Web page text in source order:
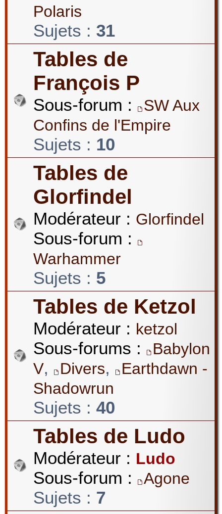
Polaris
Sujets : 31
Tables de
François P
Sous-forum :
SW Aux
Confins de l'Empire
Sujets : 10
Tables de
Glorfindel
Modérateur : Glorfindel
Sous-forum :
Warhammer
Sujets : 5
Tables de Ketzol
Modérateur : ketzol
Sous-forums :
Babylon
V, Divers,
Earthdawn -
Shadowrun
Sujets : 40
Tables de Ludo
Modérateur : Ludo
Sous-forum : Agone
Sujets : 7